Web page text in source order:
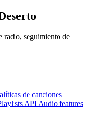
radio, seguimiento de
de canciones
API Audio features